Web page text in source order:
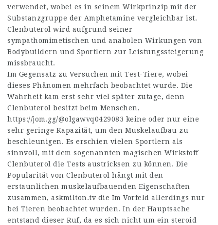
verwendet, wobei es in seinem Wirkprinzip mit der
Substanzgruppe der Amphetamine vergleichbar ist.
Clenbuterol wird aufgrund seiner
sympathomimetischen und anabolen Wirkungen von
Bodybuildern und Sportlern zur Leistungssteigerung
missbraucht.
Im Gegensatz zu Versuchen mit Test-Tiere, wobei
dieses Phänomen mehrfach beobachtet wurde. Die
Wahrheit kam erst sehr viel später zutage, denn
Clenbuterol besitzt beim Menschen,
https://jom.gg/@olgawvq0429083 keine oder nur eine
sehr geringe Kapazität, um den Muskelaufbau zu
beschleunigen. Es erschien vielen Sportlern als
sinnvoll, mit dem sogenannten magischen Wirkstoff
Clenbuterol die Tests austricksen zu können. Die
Popularität von Clenbuterol hängt mit den
erstaunlichen muskelaufbauenden Eigenschaften
zusammen, askmilton.tv die Im Vorfeld allerdings nur
bei Tieren beobachtet wurden. In der Hauptsache
entstand dieser Ruf, da es sich nicht um ein steroid